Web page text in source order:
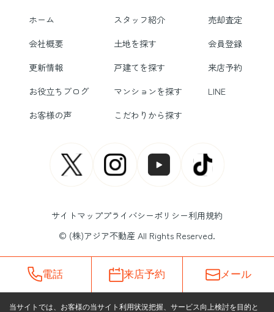
ホーム スタッフ紹介
売却査定
会社概要
土地を探す
会員登録
更新情報
戸建てを探す
来店予約
お役立ちブログ
マンションを探す
LINE
お客様の声
こだわりから探す
サイトマッププライバシーポリシー利用規約
© (株)アジア不動産 All Rights Reserved.
電話 来店予約 メール
当サイトでは、お客様の当サイト利用状況把握、サービス向上検討を目的と